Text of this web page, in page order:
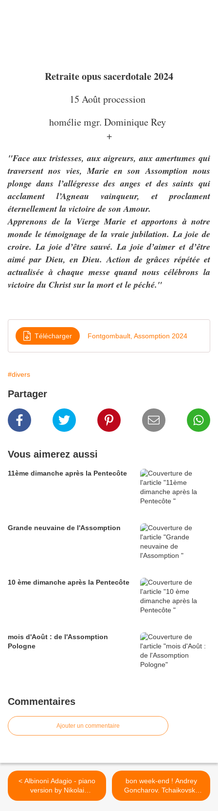
Retraite opus sacerdotale 2024
15 Août procession
homélie mgr. Dominique Rey
+
"Face aux tristesses, aux aigreurs, aux amertumes qui
traversent nos vies, Marie en son Assomption nous
plonge dans l’allégresse des anges et des saints qui
acclament l’Agneau vainqueur, et proclament
éternellement la victoire de son Amour.
Apprenons de la Vierge Marie et apportons à notre
monde le témoignage de la vraie jubilation. La joie de
croire. La joie d’être sauvé. La joie d’aimer et d’être
aimé par Dieu, en Dieu. Action de grâces répétée et
actualisée à chaque messe quand nous célébrons la
victoire du Christ sur la mort et le péché."
Télécharger Fontgombault, Assomption 2024
#divers
Partager
Vous aimerez aussi
11ème dimanche après la Pentecôte
Grande neuvaine de l'Assomption
10 ème dimanche après la Pentecôte
mois d'Août : de l'Assomption
Pologne
Commentaires
Ajouter un commentaire
< Albinoni Adagio - piano
version by Nikolai
Kuznetsov the great .
bon week-end ! Andrey
Goncharov. Tchaikovsky
Piano Concerto #1 >